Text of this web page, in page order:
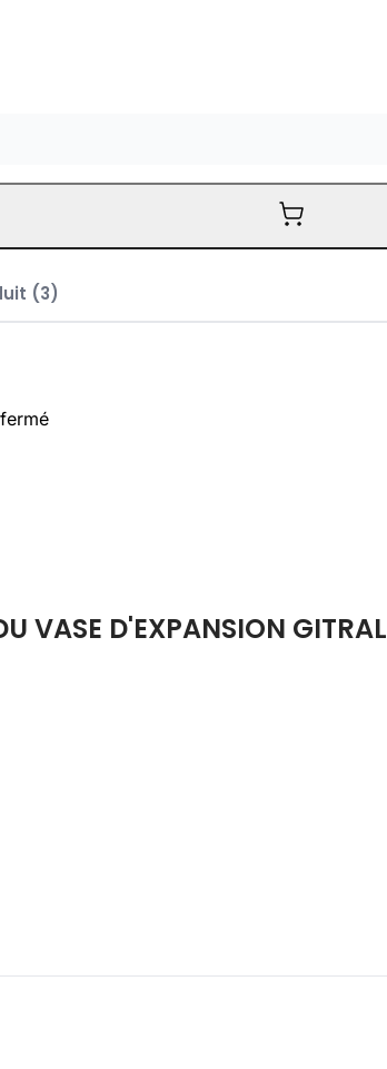
(3)
VASE D'EXPANSION GITRAL